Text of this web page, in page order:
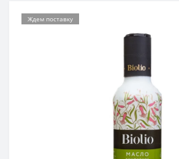
Ждем поставку